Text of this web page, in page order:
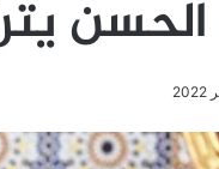
الحسن